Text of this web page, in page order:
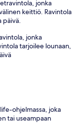
jonka
keittiö. Ravintola
päivä.
jonka
tarjoilee lounaan,
ohjelmassa, joka
tai useampaan